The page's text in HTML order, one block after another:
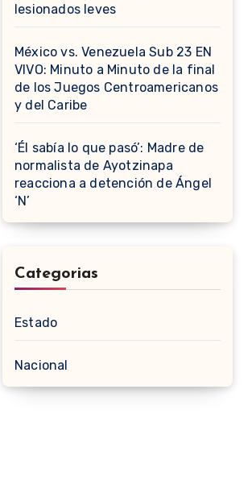
lesionados leves
México vs. Venezuela Sub 23 EN
VIVO: Minuto a Minuto de la final
de los Juegos Centroamericanos
y del Caribe
‘Él sabía lo que pasó’: Madre de
normalista de Ayotzinapa
reacciona a detención de Ángel
‘N’
Categorias
Estado
Nacional